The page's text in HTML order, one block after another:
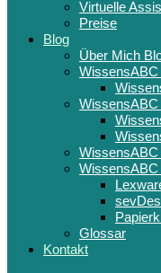
Virtuelle
Preise
Blog
Über Mich
WissensABC
WissensABC
WissensABC
Glossar
Kontakt